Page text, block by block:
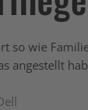
so wie
angestellt